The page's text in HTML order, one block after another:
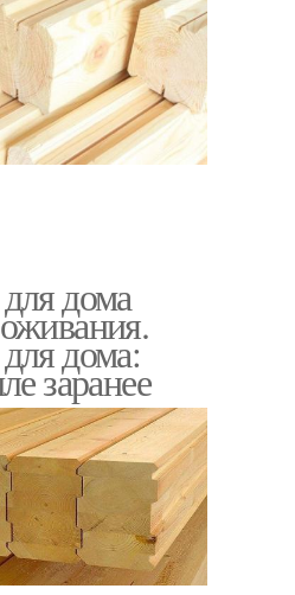
дома
дома:
заранее